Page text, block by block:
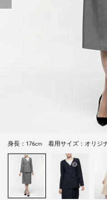
身長：176cm 着用サイズ：オリジ
H：88